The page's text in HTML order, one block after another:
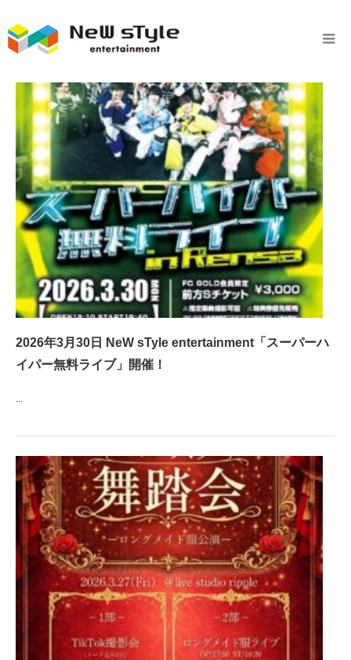
2026年3月30日 NeW sTyle entertainment「スーパーハ
イパー無料ライブ」開催！
...